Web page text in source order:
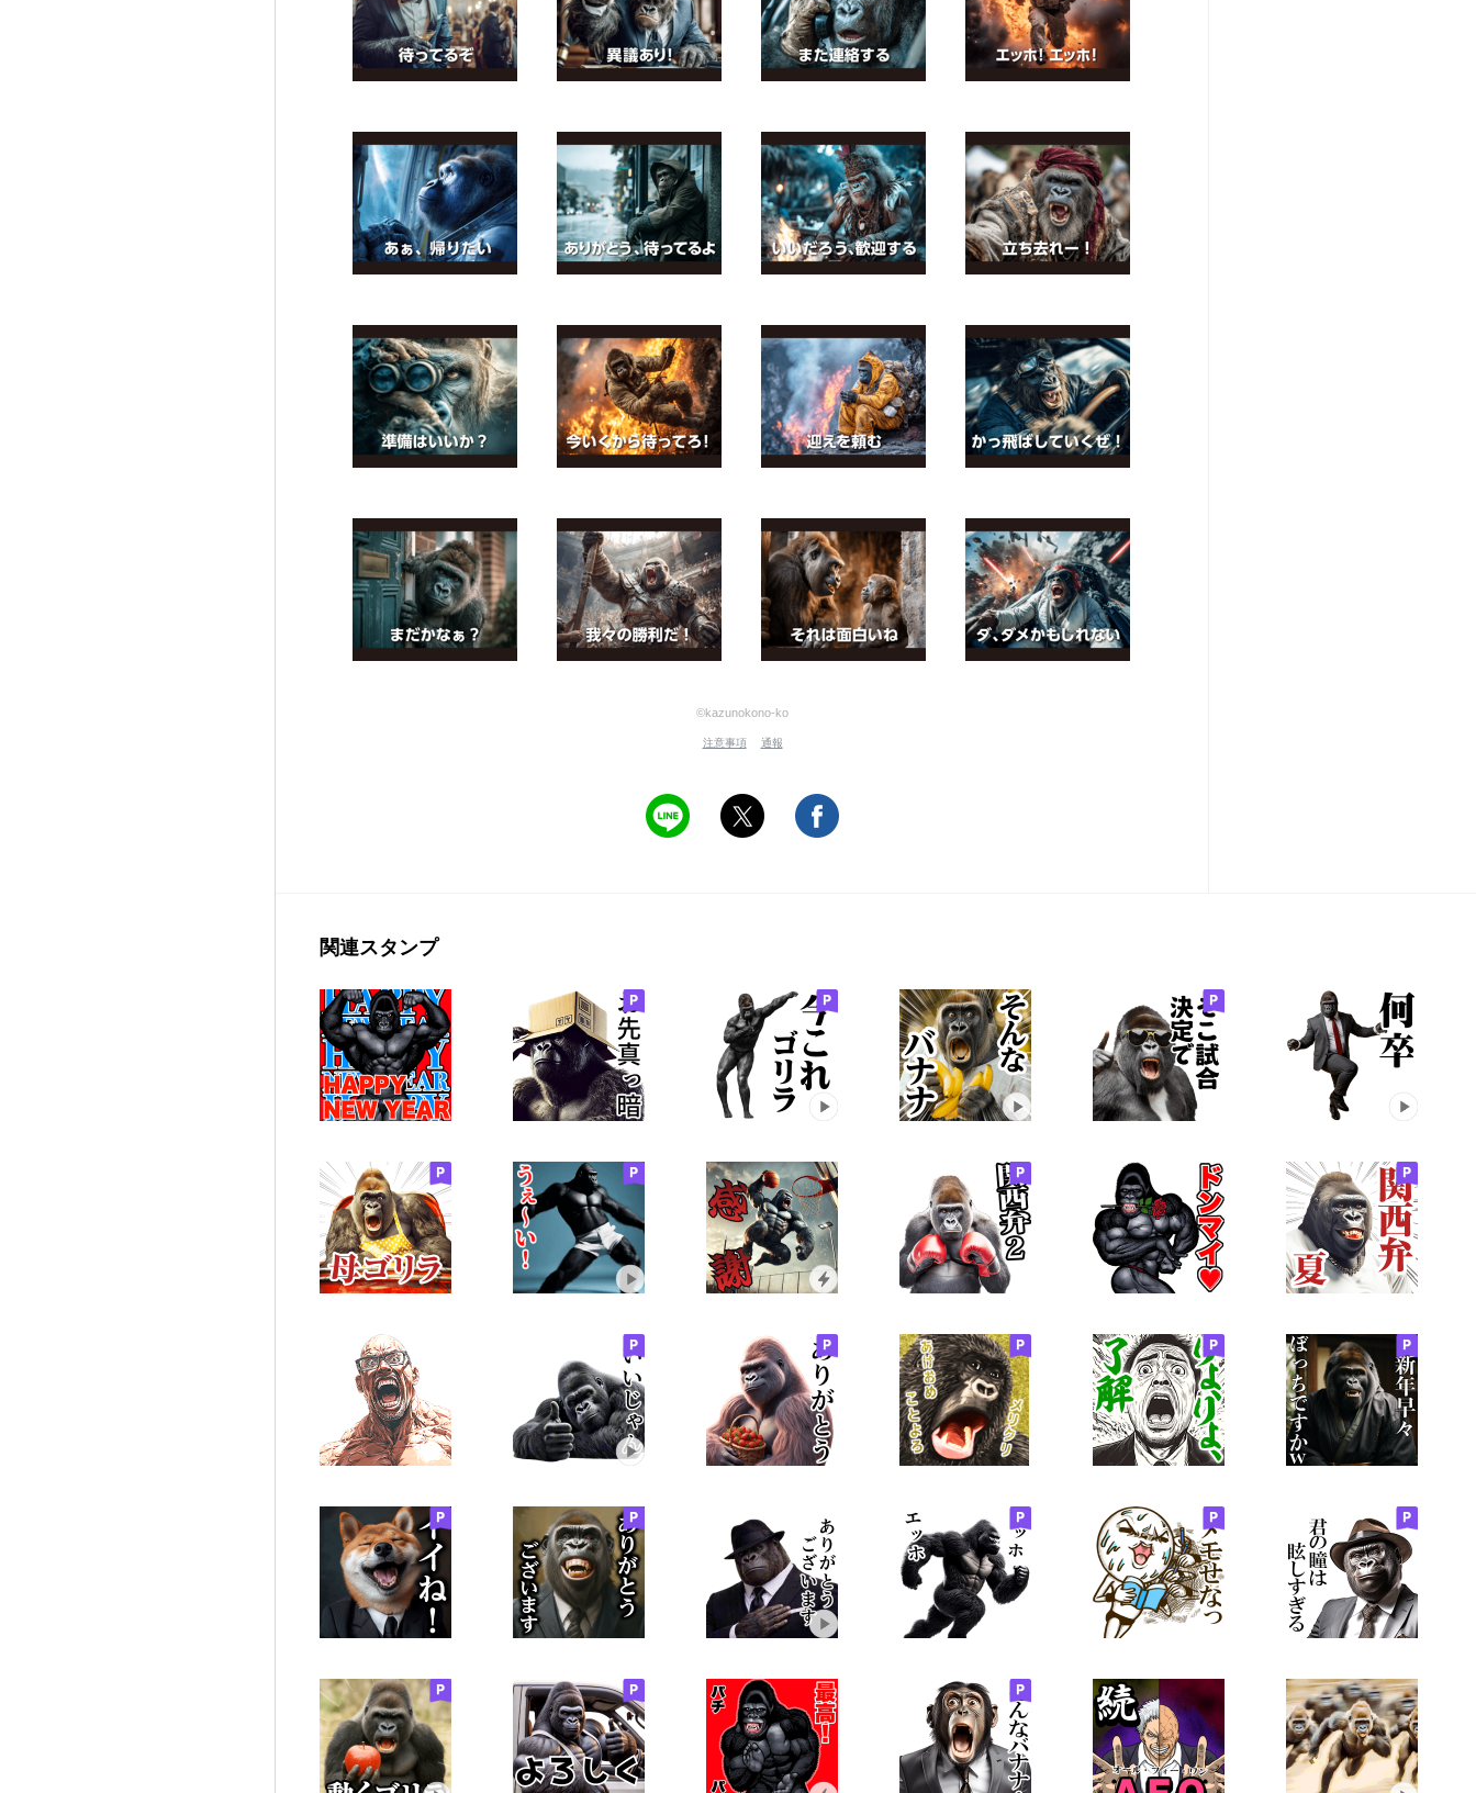
©kazunokono-ko
注意事項 通報
関連スタンプ